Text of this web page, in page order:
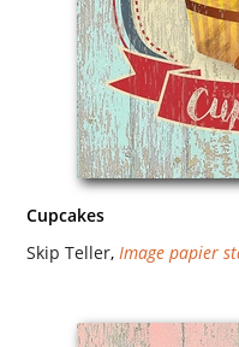
Cupcakes
Skip Teller, Image papier